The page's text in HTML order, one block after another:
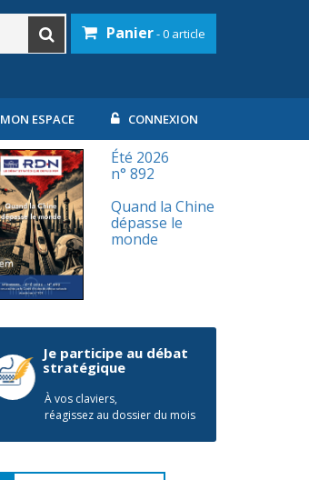
Panier- 0 article
MON ESPACE CONNEXION
Été 2026
n° 892
Quand la Chine
dépasse le
monde
Je participe au débat
stratégique
À vos claviers,
réagissez au dossier du mois